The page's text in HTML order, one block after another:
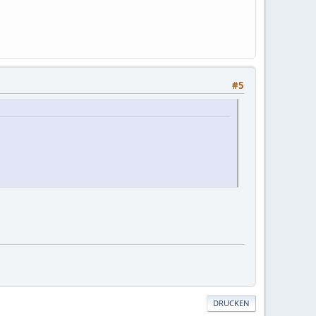
#5
DRUCKEN